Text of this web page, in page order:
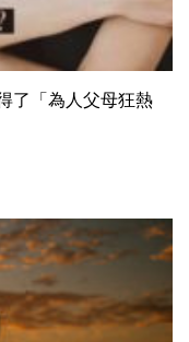
了「為人父母狂熱